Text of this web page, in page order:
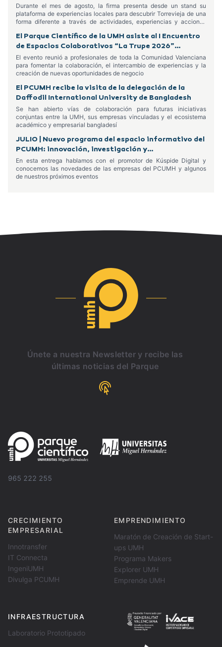
el Centro Comercial Habaneras
Durante el mes de agosto, la firma presenta desde un stand su
plataforma de experiencias locales para descubrir Torrevieja de una
forma diferente a través de actividades, experiencias y acciones
El Parque Científico de la UMH asiste al I Encuentro
de Espacios Colaborativos “La Trupe 2026”
celebrado en Alcoy
El evento reunió a profesionales de toda la Comunidad Valenciana
para fomentar la colaboración, el intercambio de experiencias y la
creación de nuevas oportunidades de negocio
El PCUMH recibe la visita de la delegación de la
Daffodil International University de Bangladesh
Se han abierto vías de colaboración para futuras iniciativas
conjuntas entre la UMH, sus empresas vinculadas y el ecosistema
académico y empresarial bangladesí
JULIO | Nuevo programa del espacio informativo del
PCUMH: innovación, investigación y
emprendimiento
En esta entrega hablamos con el promotor de Kúspide Digital y
conocemos las novedades de las empresas del PCUMH y algunos
de nuestros próximos eventos
Únete a nuestra Newsletter y recibe las
últimas noticias del Parque
965 222 255
CRECIMIENTO
EMPRESARIAL
Innotransfer
IT Connecta
IngeniUMH
Divulga PCUMH
EMPRENDIMIENTO
Maratón de Creación de Start-
ups UMH
Programa Makers
Explorer UMH
Emprende UMH
INFRAESTRUCTURA
Laboratorio Prototipado